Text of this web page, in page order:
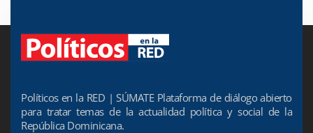
Políticos en la RED | SÚMATE Plataforma de diálogo abierto
para tratar temas de la actualidad política y social de la
República Dominicana.